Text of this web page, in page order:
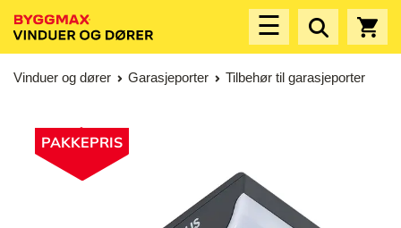
☰
Vinduer og dører Garasjeporter Tilbehør til garasjeporter
PAKKEPRIS